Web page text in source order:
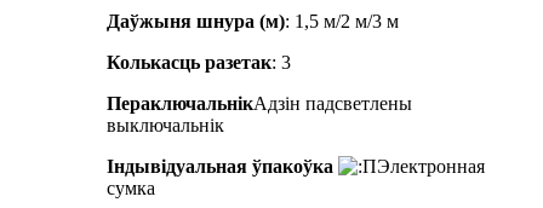
Даўжыня шнура (м): 1,5 м/2 м/3 м
Колькасць разетак: 3
ПераключальнікАдзін падсветлены
выключальнік
Індывідуальная ўпакоўка
Электронная
сумка